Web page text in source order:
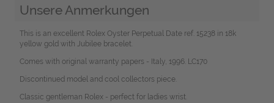
Unsere Anmerkungen
This is an excellent Rolex Oyster Perpetual Date ref. 15238 in 18k
yellow gold with Jubilee bracelet.
Comes with original warranty papers - Italy, 1996. LC170
Discontinued model and cool collectors piece.
Classic gentleman Rolex - perfect for ladies wrist.